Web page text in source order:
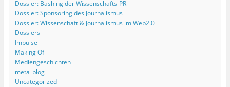
Dossier: Bashing der Wissenschafts-PR
Dossier: Sponsoring des Journalismus
Dossier: Wissenschaft & Journalismus im Web2.0
Dossiers
Impulse
Making Of
Mediengeschichten
meta_blog
Uncategorized